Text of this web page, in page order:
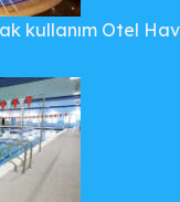
kullanım Otel